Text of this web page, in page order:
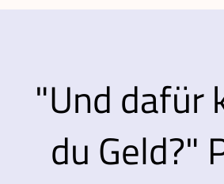
"Und dafür
du Geld?"